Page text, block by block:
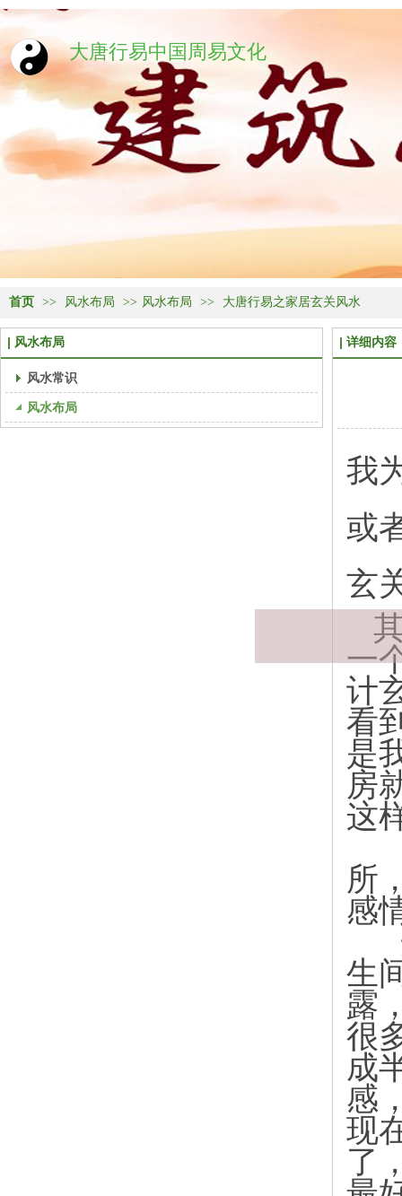
大唐行易中国周易文化
首页 >> 风水布局 >> 风水布局 >> 大唐行易之家居玄关风水
风水布局
风水常识
风水布局
详细内容
我
或
玄
一
计
看
是
房
这
所
感
生
露
很
成
感
现
了